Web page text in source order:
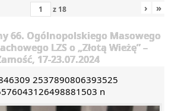
z 18 › »
66. Ogólnopolskiego Masowego
LZS o „Złotą Wieżę” –
17-23.07.2024
2537890806393525
n